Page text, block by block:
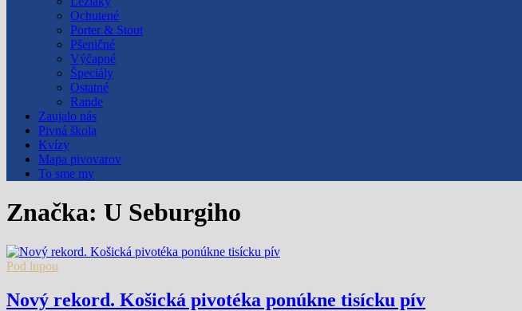
Ochutené
Porter & Stout
Pšeničné
Výčapné
Špeciály
Ostatné
Rande
Zaujalo nás
Pivná škola
Kvízy
Mapa pivovarov
To sme my
Značka: U Seburgiho
Pod lupou
Nový rekord. Košická pivotéka ponúkne tisícku pív